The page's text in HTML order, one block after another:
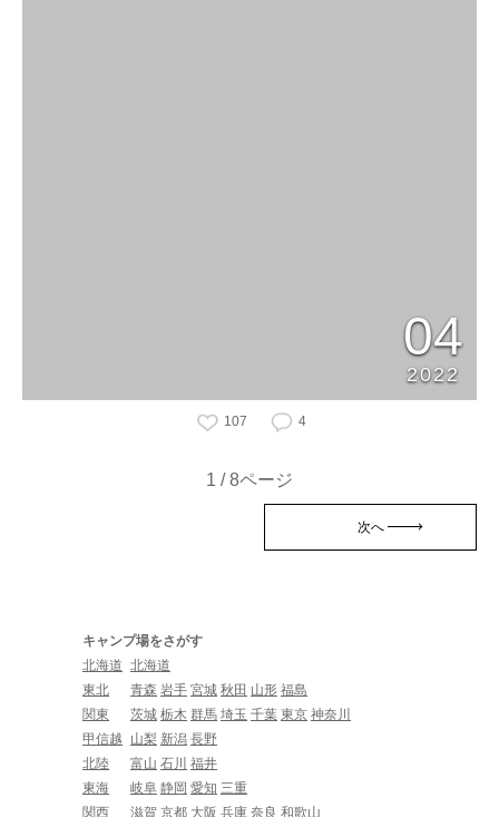
04
2022
107 4
1 / 8ページ
次へ
キャンプ場をさがす
北海道 北海道
東北
青森 岩手 宮城 秋田 山形 福島
関東
茨城 栃木 群馬 埼玉 千葉 東京 神奈川
甲信越
山梨 新潟 長野
北陸
富山 石川 福井
東海
岐阜 静岡 愛知 三重
関西
滋賀 京都 大阪 兵庫 奈良 和歌山